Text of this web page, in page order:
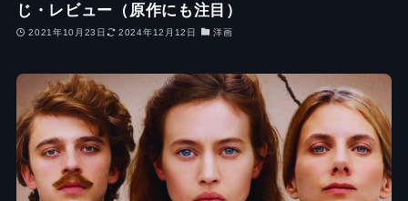
じ・レビュー（原作にも注目）
2021年10月23日 2024年12月12日 洋画